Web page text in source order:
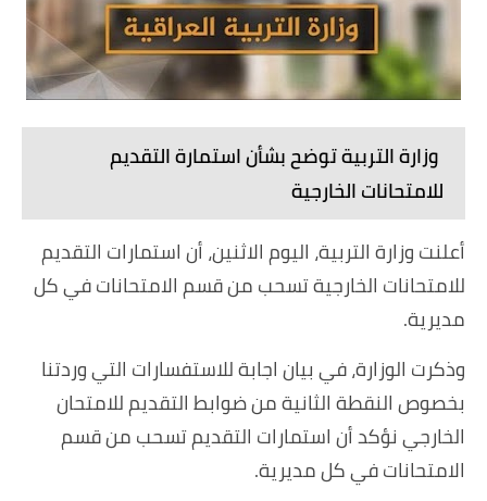
وزارة التربية توضح بشأن استمارة التقديم
للامتحانات الخارجية
أعلنت وزارة التربية، اليوم الاثنين، أن استمارات التقديم
للامتحانات الخارجية تسحب من قسم الامتحانات في كل
مديرية.
وذكرت الوزارة، في بيان اجابة للاستفسارات التي وردتنا
بخصوص النقطة الثانية من ضوابط التقديم للامتحان
الخارجي نؤكد أن استمارات التقديم تسحب من قسم
الامتحانات في كل مديرية.